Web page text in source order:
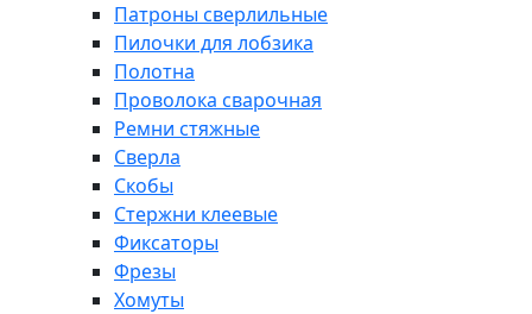
Патроны сверлильные
Пилочки для лобзика
Полотна
Проволока сварочная
Ремни стяжные
Сверла
Скобы
Стержни клеевые
Фиксаторы
Фрезы
Хомуты